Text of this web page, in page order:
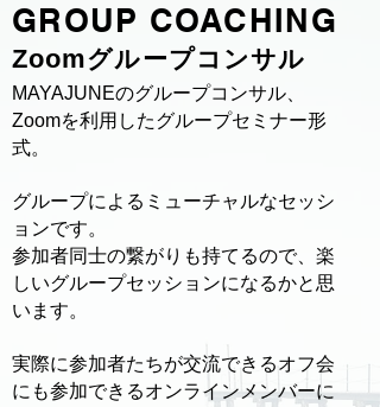
MAYAJUNEのグループコンサル、
Zoomを利用したグループセミナー形
式。
グループによるミューチャルなセッシ
ョンです。
参加者同士の繋がりも持てるので、楽
しいグループセッションになるかと思
います。
実際に参加者たちが交流できるオフ会
にも参加できるオンラインメンバーに
GROUP COACHING
Zoomグループコンサル